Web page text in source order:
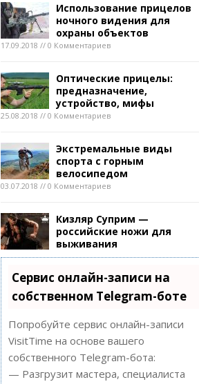
Использование прицелов
ночного видения для
охраны объектов
17.09.2018 // 0 Комментариев
Оптические прицелы:
предназначение,
устройство, мифы
25.08.2018 // 0 Комментариев
Экстремальные виды
спорта с горным
велосипедом
03.07.2018 // 0 Комментариев
Кизляр Суприм —
российские ножи для
выживания
Сервис онлайн-записи на
собственном Telegram-боте
Попробуйте сервис онлайн-записи
VisitTime на основе вашего
собственного Telegram-бота:
— Разгрузит мастера, специалиста